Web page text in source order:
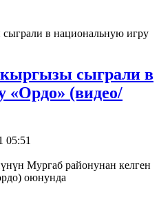
сыграли в
«Ордо» (видео/
05:51